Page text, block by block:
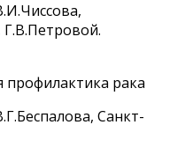
Г.В.Петровой.
рака
Санкт-